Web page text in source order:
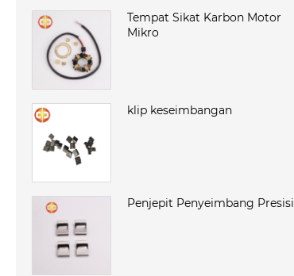
Tempat Sikat Karbon Motor
Mikro
klip keseimbangan
Penjepit Penyeimbang Presisi